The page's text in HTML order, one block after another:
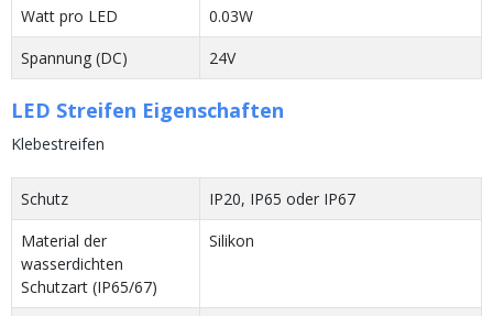
Watt pro LED
0.03W
Spannung (DC)
24V
LED Streifen Eigenschaften
Klebestreifen
Schutz
IP20, IP65 oder IP67
Material der
wasserdichten
Schutzart (IP65/67)
Silikon